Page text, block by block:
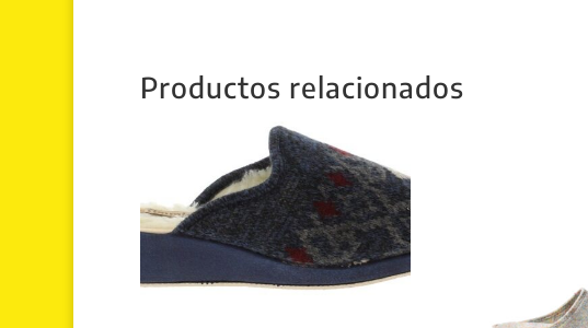
Productos relacionados